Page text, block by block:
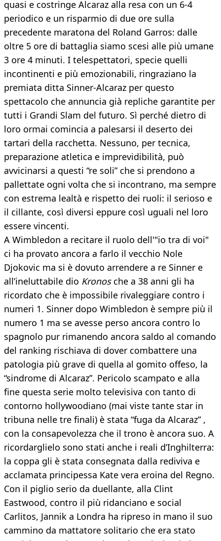
quasi e costringe Alcaraz alla resa con un 6-4
periodico e un risparmio di due ore sulla
precedente maratona del Roland Garros: dalle
oltre 5 ore di battaglia siamo scesi alle più umane
3 ore 4 minuti. I telespettatori, specie quelli
incontinenti e più emozionabili, ringraziano la
premiata ditta Sinner-Alcaraz per questo
spettacolo che annuncia già repliche garantite per
tutti i Grandi Slam del futuro. Sì perché dietro di
loro ormai comincia a palesarsi il deserto dei
tartari della racchetta. Nessuno, per tecnica,
preparazione atletica e imprevidibilità, può
avvicinarsi a questi “re soli” che si prendono a
pallettate ogni volta che si incontrano, ma sempre
con estrema lealtà e rispetto dei ruoli: il serioso e
il cillante, così diversi eppure così uguali nel loro
essere vincenti.
A Wimbledon a recitare il ruolo dell'"io tra di voi"
ci ha provato ancora a farlo il vecchio Nole
Djokovic ma si è dovuto arrendere a re Sinner e
all’ineluttabile dio Kronos che a 38 anni gli ha
ricordato che è impossibile rivaleggiare contro i
numeri 1. Sinner dopo Wimbledon è sempre più il
numero 1 ma se avesse perso ancora contro lo
spagnolo pur rimanendo ancora saldo al comando
del ranking rischiava di dover combattere una
patologia più grave di quella al gomito offeso, la
“sindrome di Alcaraz”. Pericolo scampato e alla
fine questa serie molto televisiva con tanto di
contorno hollywoodiano (mai viste tante star in
tribuna nelle tre finali) è stata “fuga da Alcaraz” ,
con la consapevolezza che il trono è ancora suo. A
ricordarglielo sono stati anche i reali d’Inghilterra:
la coppa gli è stata consegnata dalla rediviva e
acclamata principessa Kate vera eroina del Regno.
Con il piglio serio da duellante, alla Clint
Eastwood, contro il più ridanciano e social
Carlitos, Jannik a Londra ha ripreso in mano il suo
cammino da mattatore solitario che era stato